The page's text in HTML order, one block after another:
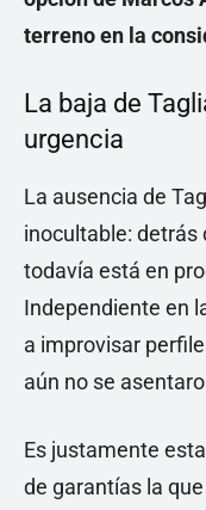
terreno en la
La baja de
urgencia
La ausencia de
inocultable: detrás
todavía está en
Independiente en
a improvisar
aún no se
Es justamente
de garantías la